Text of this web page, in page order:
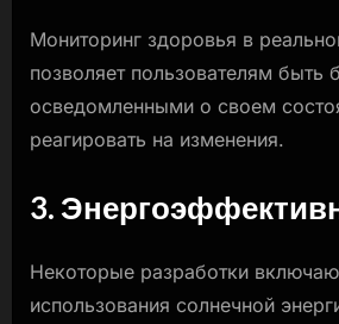
Мониторинг здоровья в
позволяет пользователям быть
осведомленными о своем
реагировать на изменения.
3.
Некоторые разработки
использования солнечной